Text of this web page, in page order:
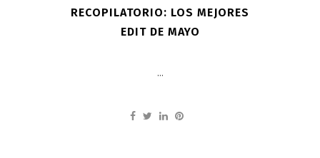
RECOPILATORIO: LOS MEJORES
EDIT DE MAYO
...